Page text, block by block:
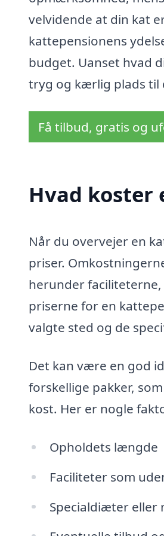
velvidende at din kat
kattepensionens
budget. Uanset hvad
tryg og kærlig plads til
Få tilbud, gratis og
Hvad koster
Når du overvejer en
priser.
herunder
priserne for en
valgte sted og de
Det kan være en god
forskellige pakker,
kost. Her er nogle
Opholdets længde
Faciliteter som
Specialdiæter eller